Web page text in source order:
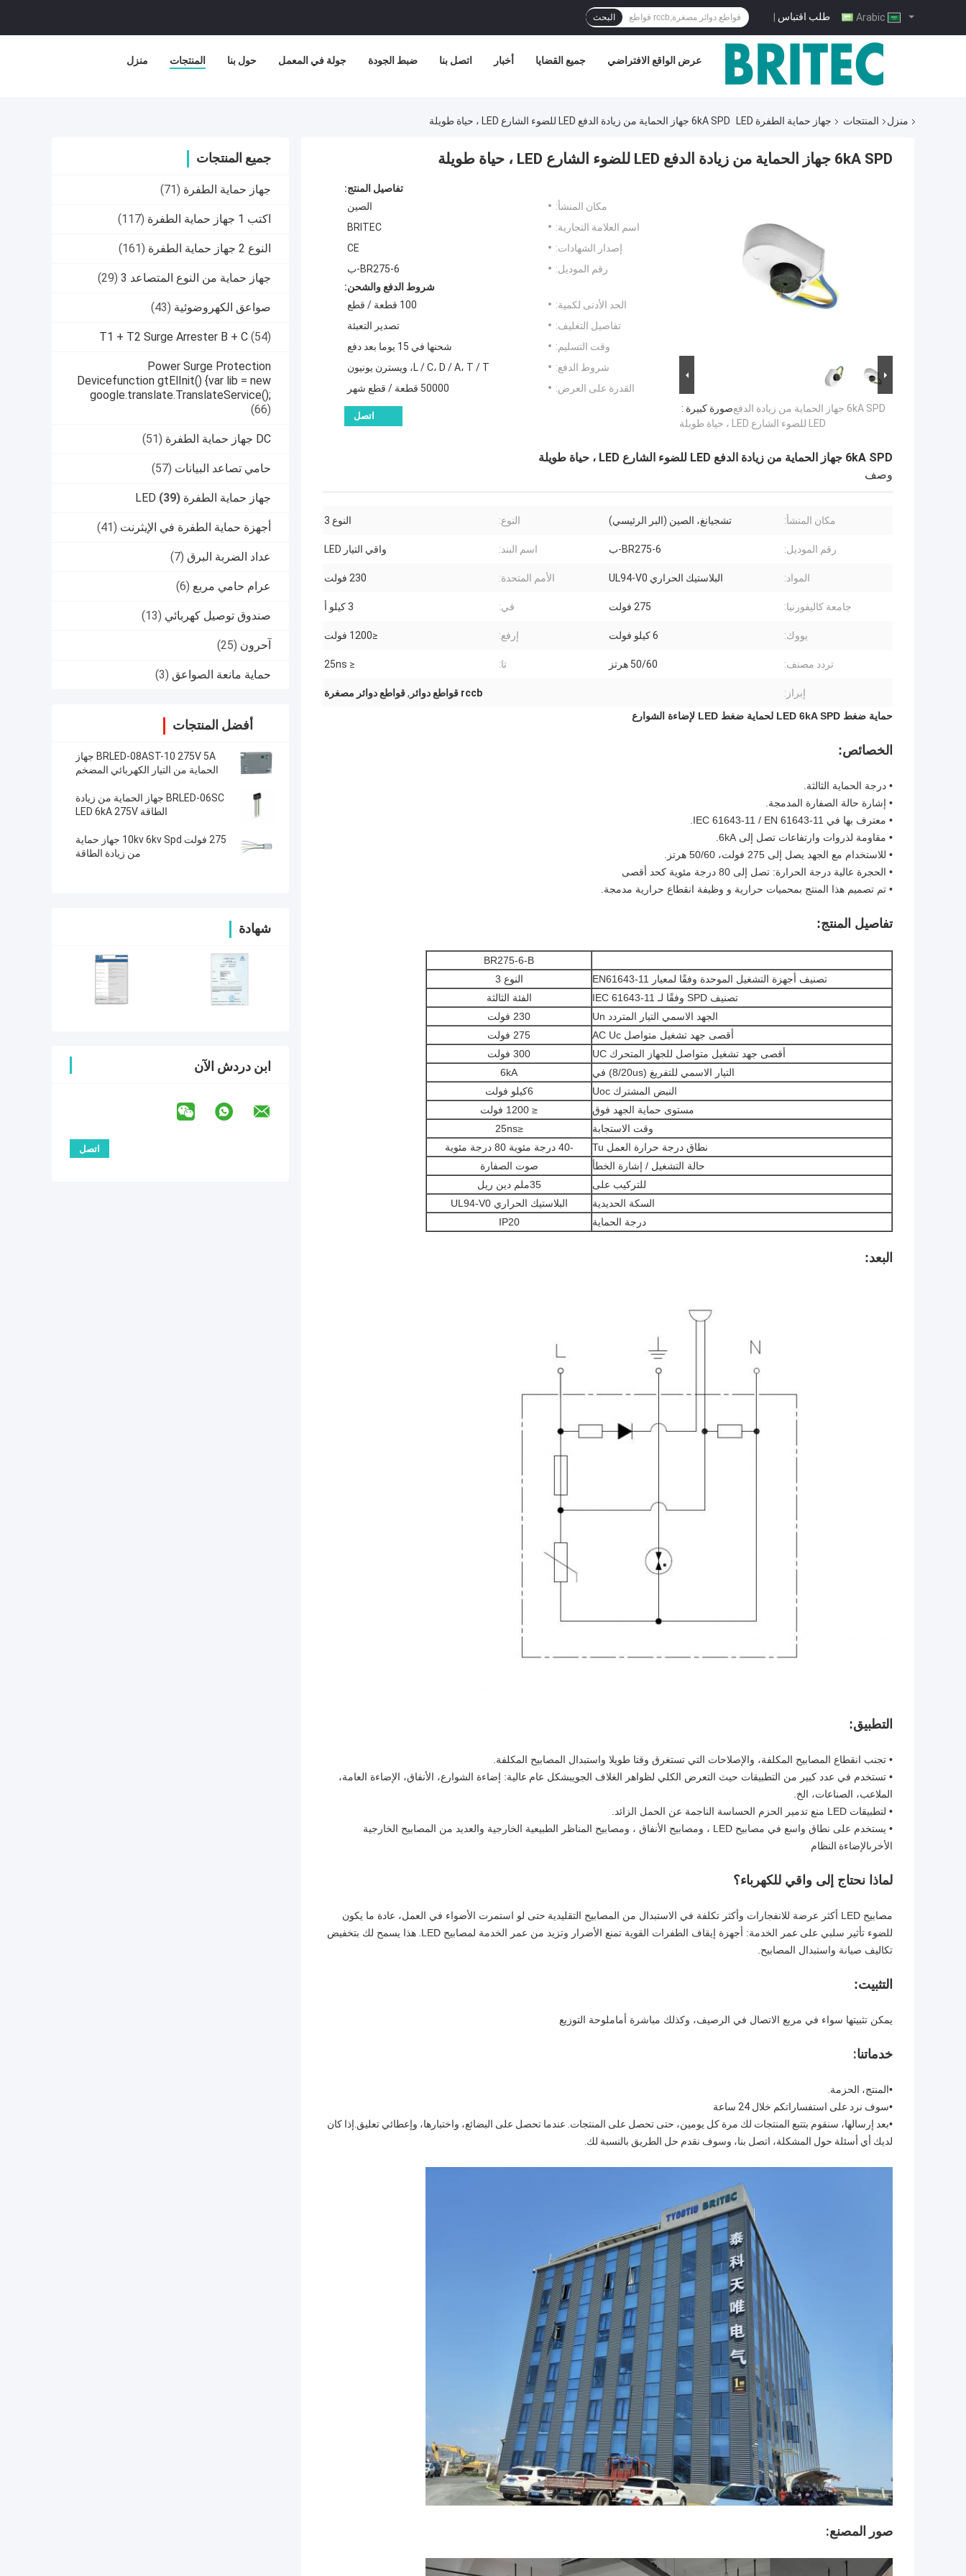
طلب اقتباس | البحث
منزل المنتجات حول بنا جولة في المعمل ضبط الجودة اتصل بنا أخبار جميع القضايا عرض الواقع الافتراضي
منزل المنتجات جهاز حماية الطفرة LED 6kA SPD جهاز الحماية من زيادة الدفع LED للضوء الشارع LED ، حياة طويلة
جميع المنتجات
جهاز حماية الطفرة (71)
اكتب 1 جهاز حماية الطفرة (117)
النوع 2 جهاز حماية الطفرة (161)
جهاز حماية من النوع المتصاعد 3 (29)
صواعق الكهروضوئية (43)
T1 + T2 Surge Arrester B + C (54)
Power Surge Protection
Devicefunction gtElInit() {var lib = new
google.translate.TranslateService();
(66)
DC جهاز حماية الطفرة (51)
حامي تصاعد البيانات (57)
جهاز حماية الطفرة LED (39)
أجهزة حماية الطفرة في الإيثرنت (41)
عداد الضربة البرق (7)
عرام حامي مربع (6)
صندوق توصيل كهربائي (13)
آحرون (25)
حماية مانعة الصواعق (3)
أفضل المنتجات
BRLED-08AST-10 275V 5A جهاز
الحماية من التيار الكهربائي المضخم
BRLED-06SC جهاز الحماية من زيادة
الطاقة LED 6kA 275V
275 فولت 10kv 6kv Spd جهاز حماية
من زيادة الطاقة
شهادة
ابن دردش الآن
6kA SPD جهاز الحماية من زيادة الدفع LED للضوء الشارع LED ، حياة طويلة
صورة كبيرة :6kA SPD جهاز الحماية من زيادة الدفع
LED للضوء الشارع LED ، حياة طويلة
تفاصيل المنتج:
مكان المنشأ:
الصين
اسم العلامة التجارية:
BRITEC
إصدار الشهادات:
CE
رقم الموديل:
BR275-6-ب
شروط الدفع والشحن:
الحد الأدنى لكمية:
100 قطعة / قطع
تفاصيل التغليف:
تصدير التعبئة
وقت التسليم:
شحنها في 15 يوما بعد دفع
شروط الدفع:
L / C، D / A، T / T، ويسترن يونيون
القدرة على العرض:
50000 قطعة / قطع شهر
اتصل
6kA SPD جهاز الحماية من زيادة الدفع LED للضوء الشارع LED ، حياة طويلة
وصف
مكان المنشأ: تشجيانغ، الصين (البر الرئيسي) النوع: النوع 3
رقم الموديل: BR275-6-ب اسم البند: واقي التيار LED
المواد: البلاستيك الحراري UL94-V0 الأمم المتحدة: 230 فولت
جامعة كاليفورنيا: 275 فولت في: 3 كيلو أ
يووك: 6 كيلو فولت إرفع: ≤1200 فولت
تردد مصنف: 50/60 هرتز تا: ≤ 25ns
إبراز: rccb قواطع دوائر ,قواطع دوائر مصغرة
حماية ضغط LED 6kA SPD لحماية ضغط LED لإضاءة الشوارع
الخصائص:
• درجة الحماية الثالثة.
• إشارة حالة الصفارة المدمجة.
• معترف بها في IEC 61643-11 / EN 61643-11.
• مقاومة لذروات وارتفاعات تصل إلى 6kA.
• للاستخدام مع الجهد يصل إلى 275 فولت، 50/60 هرتز.
• الحجرة عالية درجة الحرارة: تصل إلى 80 درجة مئوية كحد أقصى
• تم تصميم هذا المنتج بمحميات حرارية و وظيفة انقطاع حرارية مدمجة.
تفاصيل المنتج:
BR275-6-B
تصنيف أجهزة التشغيل الموحدة وفقًا لمعيار EN61643-11
النوع 3
تصنيف SPD وفقًا لـ IEC 61643-11
الفئة الثالثة
الجهد الاسمي التيار المتردد Un
230 فولت
أقصى جهد تشغيل متواصل AC Uc
275 فولت
أقصى جهد تشغيل متواصل للجهاز المتحرك UC
300 فولت
التيار الاسمي للتفريغ (8/20us) في
6kA
النبض المشترك Uoc
6كيلو فولت
مستوى حماية الجهد فوق
≤ 1200 فولت
وقت الاستجابة
≤25ns
نطاق درجة حرارة العمل Tu
-40 درجة مئوية 80 درجة مئوية
حالة التشغيل / إشارة الخطأ
صوت الصفارة
للتركيب على
35ملم دين ريل
السكة الحديدية
البلاستيك الحراري UL94-V0
درجة الحماية
IP20
البعد:
التطبيق:
• تجنب انقطاع المصابيح المكلفة، والإصلاحات التي تستغرق وقتا طويلا واستبدال المصابيح المكلفة.
• تستخدم في عدد كبير من التطبيقات حيث التعرض الكلي لظواهر الغلاف الجويبشكل عام عالية: إضاءة الشوارع، الأنفاق، الإضاءة العامة،
الملاعب، الصناعات، الخ.
• لتطبيقات LED منع تدمير الحزم الحساسة الناجمة عن الحمل الزائد.
• يستخدم على نطاق واسع في مصابيح LED ، ومصابيح الأنفاق ، ومصابيح المناظر الطبيعية الخارجية والعديد من المصابيح الخارجية
الأخرىالإضاءة النظام
لماذا نحتاج إلى واقي للكهرباء؟
مصابيح LED أكثر عرضة للانفجارات وأكثر تكلفة في الاستبدال من المصابيح التقليدية
حتى لو استمرت الأضواء في العمل، عادة ما يكون
للضوء تأثير سلبي على عمر الخدمة: أجهزة إيقاف الطفرات القوية تمنع الأضرار وتزيد من عمر الخدمة لمصابيح LED.
هذا يسمح لك بتخفيض
تكاليف صيانة واستبدال المصابيح.
التثبيت:
يمكن تثبيتها سواء في مربع الاتصال في الرصيف، وكذلك مباشرة أماملوحة التوزيع
خدماتنا:
•المنتج، الحزمة.
•سوف نرد على استفساراتكم خلال 24 ساعة
•بعد إرسالها، سنقوم بتتبع المنتجات لك مرة كل يومين، حتى تحصل على المنتجات. عندما تحصل على البضائع، واختبارها، وإعطائي تعليق.إذا كان
لديك أي أسئلة حول المشكلة، اتصل بنا، وسوف نقدم حل الطريق بالنسبة لك.
صور المصنع: